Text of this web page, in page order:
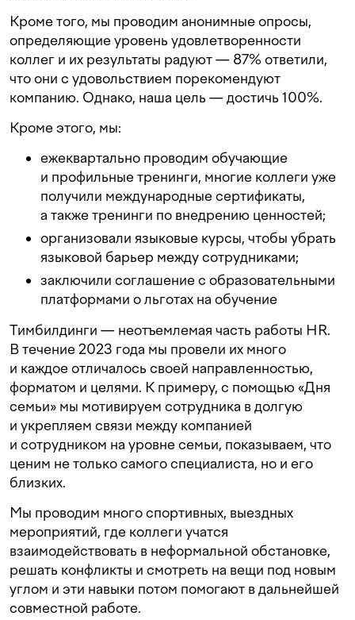
Кроме того, мы проводим анонимные опросы,
определяющие уровень удовлетворенности
коллег и их результаты радуют — 87% ответили,
что они с удовольствием порекомендуют
компанию. Однако, наша цель — достичь 100%.
Кроме этого, мы:
ежеквартально проводим обучающие
и профильные тренинги, многие коллеги уже
получили международные сертификаты,
а также тренинги по внедрению ценностей;
организовали языковые курсы, чтобы убрать
языковой барьер между сотрудниками;
заключили соглашение с образовательными
платформами о льготах на обучение
Тимбилдинги — неотъемлемая часть работы HR.
В течение 2023 года мы провели их много
и каждое отличалось своей направленностью,
форматом и целями. К примеру, с помощью «Дня
семьи» мы мотивируем сотрудника в долгую
и укрепляем связи между компанией
и сотрудником на уровне семьи, показываем, что
ценим не только самого специалиста, но и его
близких.
Мы проводим много спортивных, выездных
мероприятий, где коллеги учатся
взаимодействовать в неформальной обстановке,
решать конфликты и смотреть на вещи под новым
углом и эти навыки потом помогают в дальнейшей
совместной работе.